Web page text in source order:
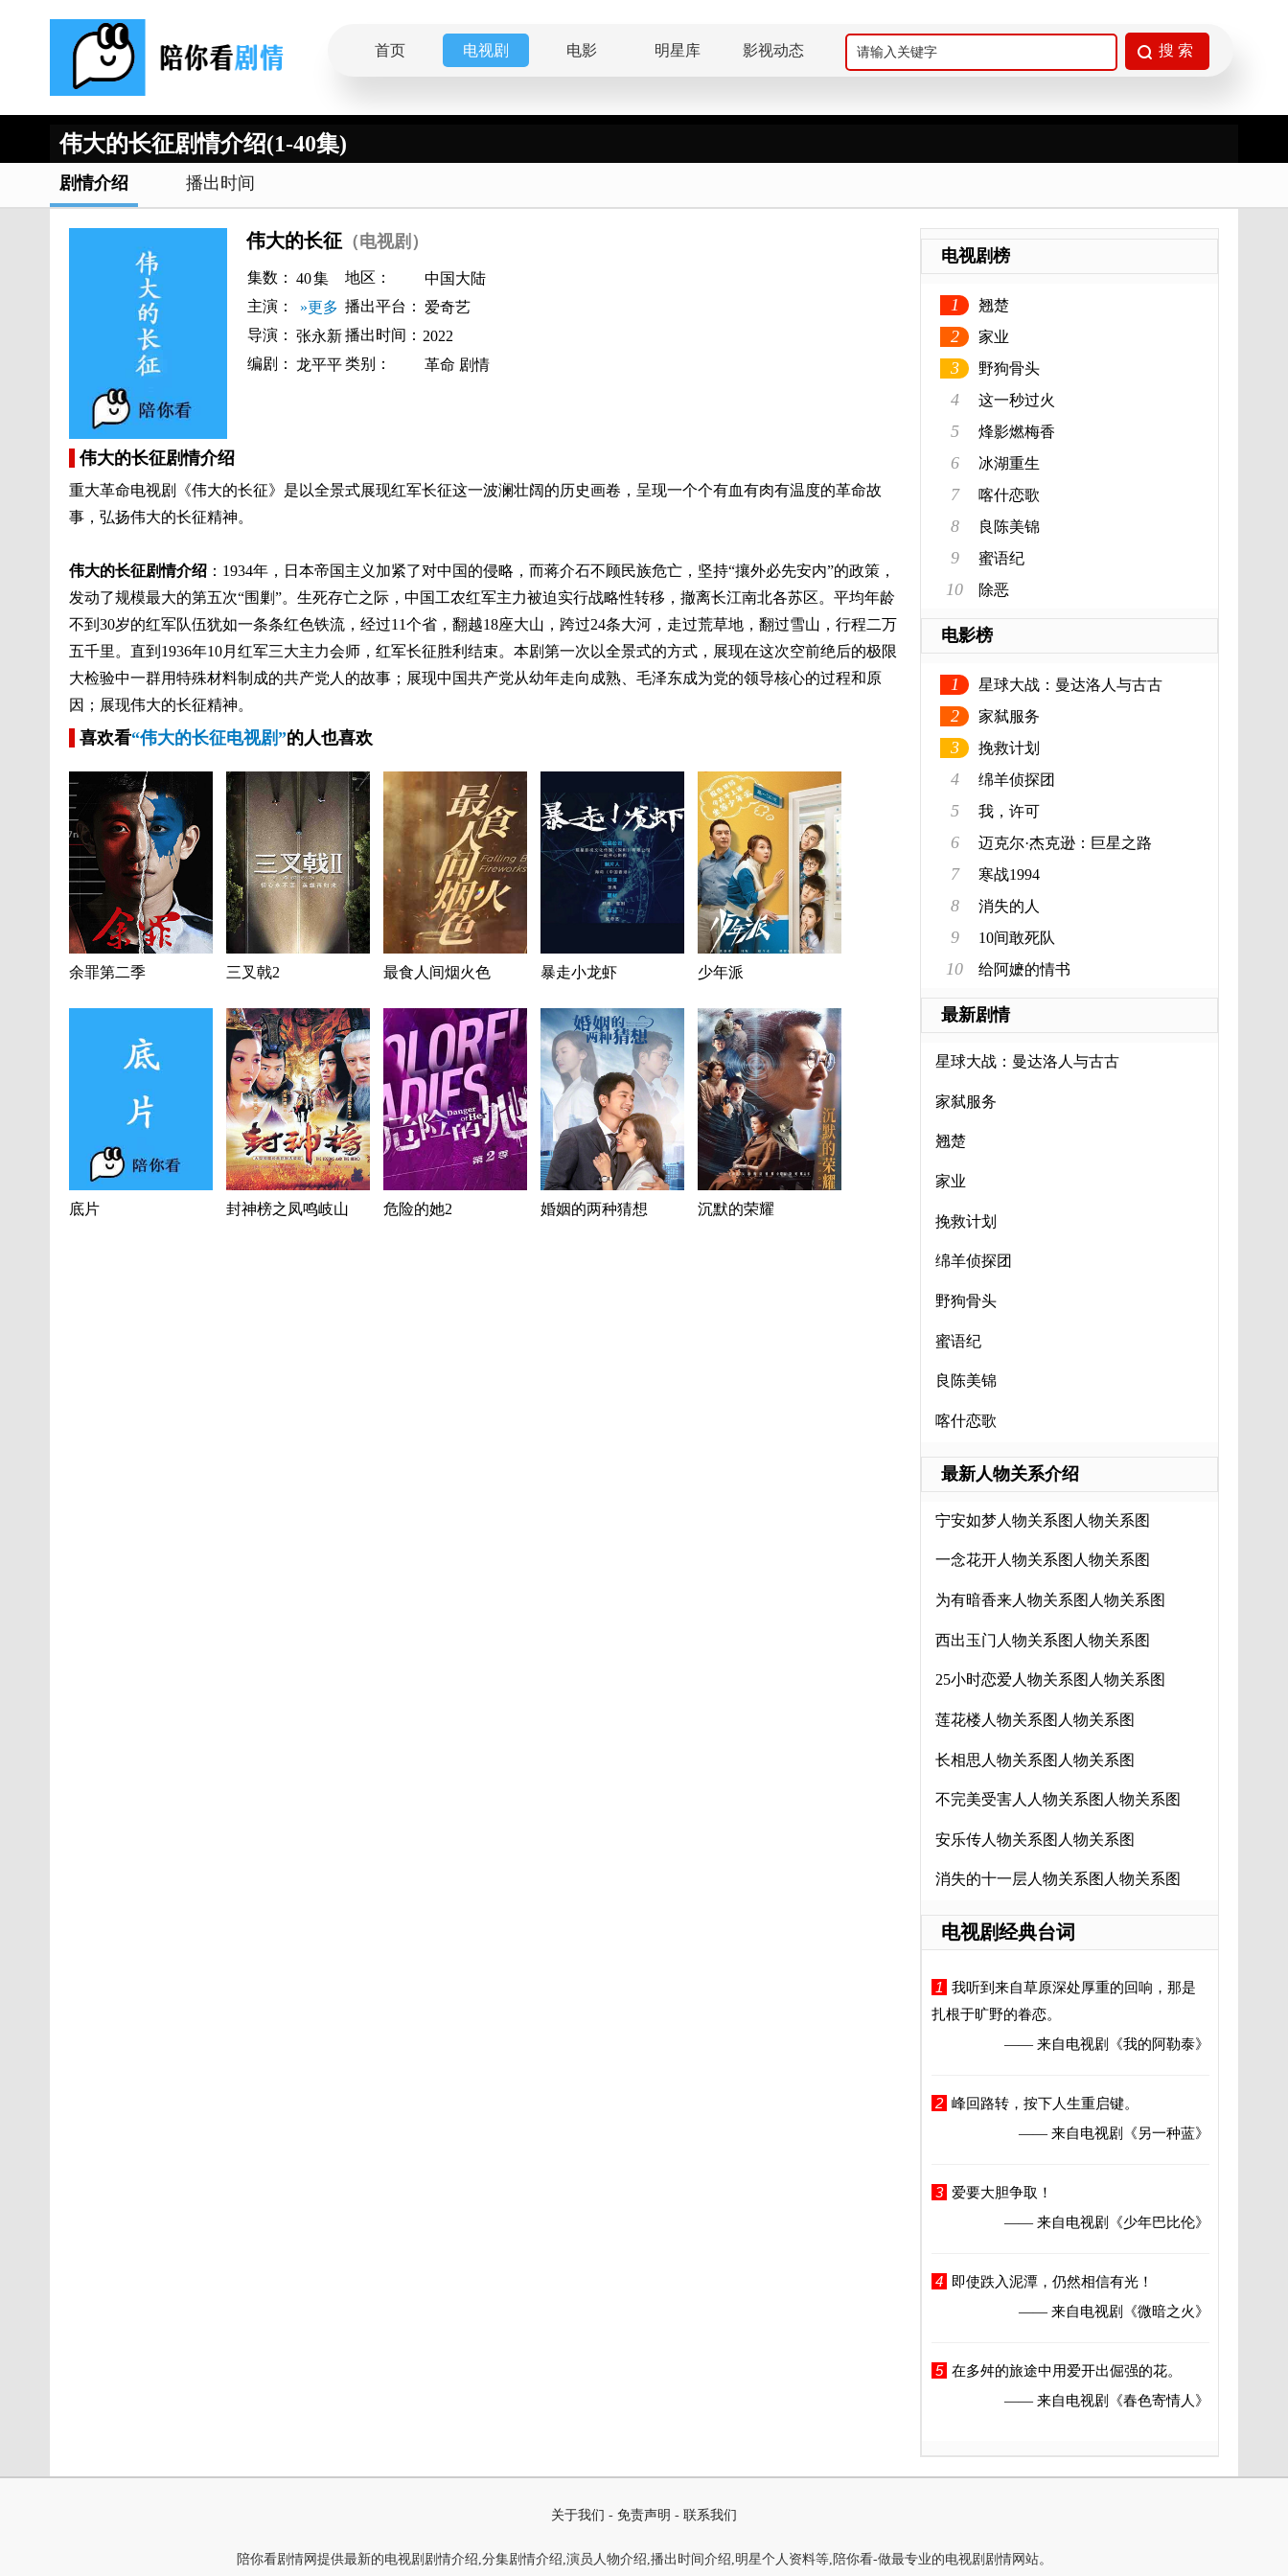
首页 电视剧 电影 明星库 影视动态
伟大的长征剧情介绍(1-40集)
剧情介绍 播出时间
伟大的长征 （电视剧）
集数： 40集 地区：
中国大陆
主演：
»更多 播出平台：
爱奇艺
导演： 张永新播出时间： 2022
编剧： 龙平平类别： 革命 剧情
伟大的长征剧情介绍
重大革命电视剧《伟大的长征》是以全景式展现红军长征这一波澜壮阔的历史画卷，呈现一个个有血有肉有温度的革命故
事，弘扬伟大的长征精神。
伟大的长征剧情介绍 ：1934年，日本帝国主义加紧了对中国的侵略，而蒋介石不顾民族危亡，坚持“攘外必先安内”的政策，
发动了规模最大的第五次“围剿”。生死存亡之际，中国工农红军主力被迫实行战略性转移，撤离长江南北各苏区。平均年龄
不到30岁的红军队伍犹如一条条红色铁流，经过11个省，翻越18座大山，跨过24条大河，走过荒草地，翻过雪山，行程二万
五千里。直到1936年10月红军三大主力会师，红军长征胜利结束。本剧第一次以全景式的方式，展现在这次空前绝后的极限
大检验中一群用特殊材料制成的共产党人的故事；展现中国共产党从幼年走向成熟、毛泽东成为党的领导核心的过程和原
因；展现伟大的长征精神。
喜欢看“伟大的长征电视剧”的人也喜欢
余罪第二季 三叉戟2 最食人间烟火色 暴走小龙虾 少年派
底片 封神榜之凤鸣岐山 危险的她2 婚姻的两种猜想 沉默的荣耀
电视剧榜
1 翘楚
2 家业
3 野狗骨头
4 这一秒过火
5 烽影燃梅香
6 冰湖重生
7 喀什恋歌
8 良陈美锦
9 蜜语纪
10 除恶
电影榜
1 星球大战：曼达洛人与古古
2 家弑服务
3 挽救计划
4 绵羊侦探团
5 我，许可
6 迈克尔·杰克逊：巨星之路
7 寒战1994
8 消失的人
9 10间敢死队
10 给阿嬷的情书
最新剧情
星球大战：曼达洛人与古古
家弑服务
翘楚
家业
挽救计划
绵羊侦探团
野狗骨头
蜜语纪
良陈美锦
喀什恋歌
最新人物关系介绍
宁安如梦人物关系图人物关系图
一念花开人物关系图人物关系图
为有暗香来人物关系图人物关系图
西出玉门人物关系图人物关系图
25小时恋爱人物关系图人物关系图
莲花楼人物关系图人物关系图
长相思人物关系图人物关系图
不完美受害人人物关系图人物关系图
安乐传人物关系图人物关系图
消失的十一层人物关系图人物关系图
电视剧经典台词
1
我听到来自草原深处厚重的回响，那是
扎根于旷野的眷恋。
—— 来自电视剧
《我的阿勒泰》
2 峰回路转，按下人生重启键。
—— 来自电视剧
《另一种蓝》
3
爱要大胆争取！
—— 来自电视剧
《少年巴比伦》
4
即使跌入泥潭，仍然相信有光！
—— 来自电视剧
《微暗之火》
5 在多舛的旅途中用爱开出倔强的花。
—— 来自电视剧
《春色寄情人》
关于我们 - 免责声明 - 联系我们
陪你看剧情网提供最新的电视剧剧情介绍,分集剧情介绍,演员人物介绍,播出时间介绍,明星个人资料等,陪你看-做最专业的电视剧剧情网站。